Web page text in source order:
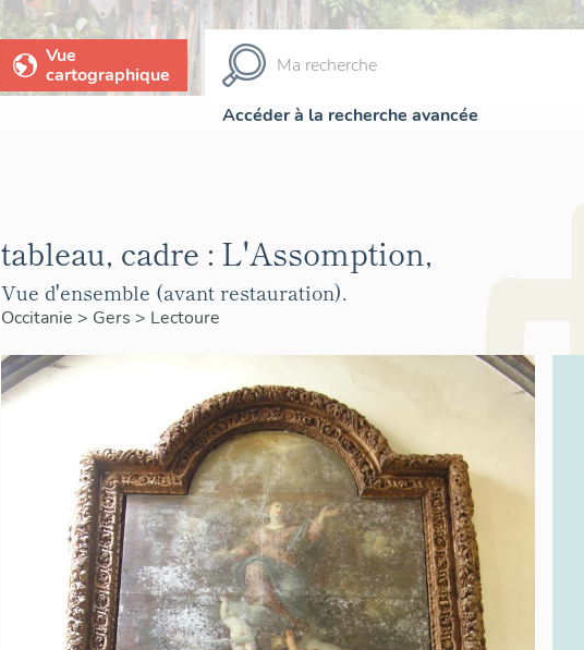
Vue
cartographique
Accéder à la recherche avancée
tableau, cadre : L'Assomption,
Vue d'ensemble (avant restauration).
Occitanie > Gers > Lectoure